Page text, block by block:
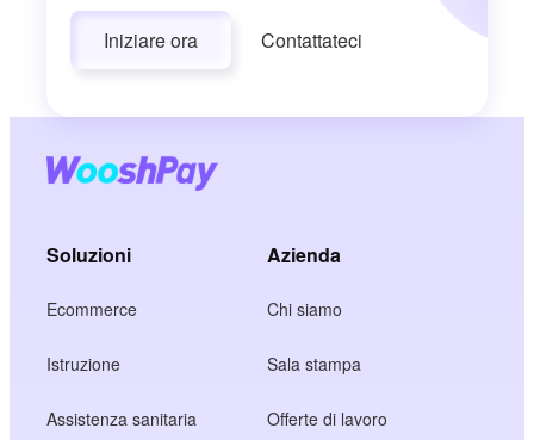
Iniziare ora Contattateci
Soluzioni
Ecommerce
Istruzione
Assistenza sanitaria
Azienda
Chi siamo
Sala stampa
Offerte di lavoro